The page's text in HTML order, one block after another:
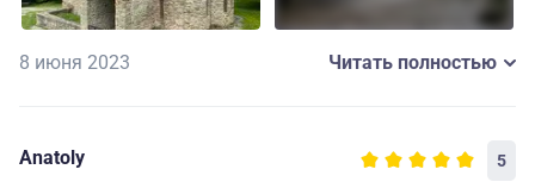
8 июня 2023 Читать полностью
Anatoly 5